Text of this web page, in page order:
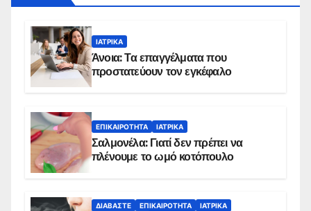
ΙΑΤΡΙΚΆ
Άνοια: Τα επαγγέλματα που
προστατεύουν τον εγκέφαλο
ΕΠΙΚΑΙΡΌΤΗΤΑ ΙΑΤΡΙΚΆ
Σαλμονέλα: Γιατί δεν πρέπει να
πλένουμε το ωμό κοτόπουλο
ΔΙΑΒΆΣΤΕ ΕΠΙΚΑΙΡΌΤΗΤΑ
ΙΑΤΡΙΚΆ